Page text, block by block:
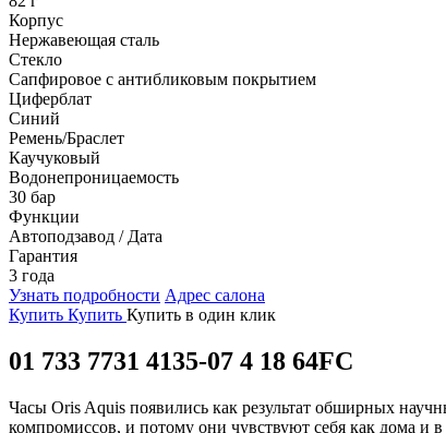
Корпус
Нержавеющая сталь
Стекло
Сапфировое с антибликовым покрытием
Циферблат
Синий
Ремень/Браслет
Каучуковый
Водонепроницаемость
30 бар
Функции
Автоподзавод / Дата
Гарантия
3 года
Узнать подробности Адрес салона
Купить Купить Купить в один клик
01 733 7731 4135-07 4 18 64FC
Часы Oris Aquis появились как результат обширных
компромиссов, и потому они чувствуют себя как дома и